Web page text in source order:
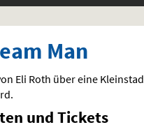
Man
Eli Roth über eine
und Tickets